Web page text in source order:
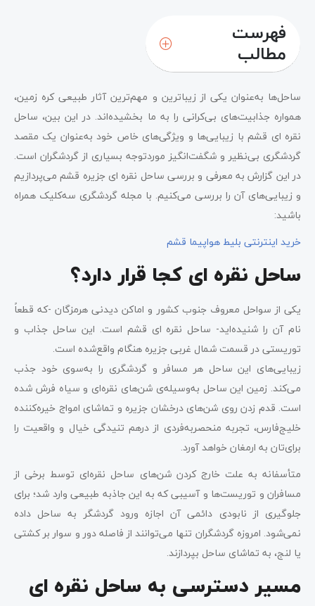
فهرست
مطالب
ساحل‌ها به‌عنوان یکی از زیباترین و مهم‌ترین آثار طبیعی کره زمین،
همواره جذابیت‌های بی‌کرانی را به ما بخشیده‌اند. در این بین، ساحل
نقره‌ ای قشم با زیبایی‌ها و ویژگی‌های خاص خود به‌عنوان یک مقصد
گردشگری بی‌نظیر و شگفت‌انگیز موردتوجه بسیاری از گردشگران است.
در این گزارش به معرفی و بررسی ساحل نقره ای جزیره قشم می‌پردازیم
و زیبایی‌های آن را بررسی می‌کنیم. با مجله گردشگری سه‌کلیک همراه
باشید:
خرید اینترنتی بلیط هواپیما قشم
ساحل نقره‌ ای کجا قرار دارد؟
یکی از سواحل معروف جنوب کشور و اماکن دیدنی هرمزگان -که قطعاً
نام آن را شنیده‌اید- ساحل نقره ‌ای قشم است. این ساحل جذاب و
توریستی در قسمت شمال غربی جزیره هنگام واقع‌شده است.
زیبایی‌های این ساحل هر مسافر و گردشگری را به‌سوی خود جذب
می‌کند. زمین این ساحل به‌وسیله‌ی شن‌های نقره‌ای و سیاه فرش شده
است. قدم زدن روی شن‌های درخشان جزیره و تماشای امواج خیره‌کننده
خلیج‌فارس، تجربه منحصربه‌فردی از درهم تنیدگی خیال و واقعیت را
برای‌تان به ارمغان خواهد آورد.
متأسفانه به علت خارج کردن شن‌های ساحل نقره‌ای توسط برخی از
مسافران و توریست‌ها و آسیبی که به این جاذبه طبیعی وارد شد؛ برای
جلوگیری از نابودی دائمی آن اجازه ورود گردشگر به ساحل داده
نمی‌شود. امروزه گردشگران تنها می‌توانند از فاصله دور و سوار بر کشتی
یا لنج، به تماشای ساحل بپردازند.
مسیر دسترسی به ساحل نقره ای